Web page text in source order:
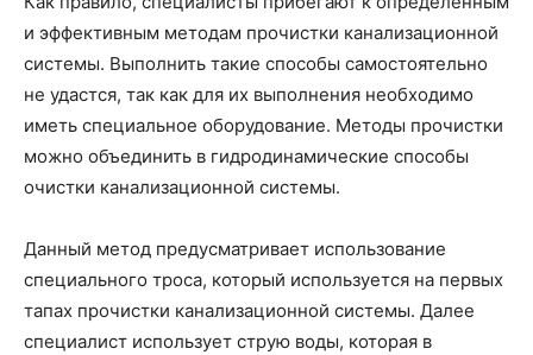
и эффективным методам прочистки канализационной
системы. Выполнить такие способы самостоятельно
не удастся, так как для их выполнения необходимо
иметь специальное оборудование. Методы прочистки
можно объединить в гидродинамические способы
очистки канализационной системы.
Данный метод предусматривает использование
специального троса, который используется на первых
тапах прочистки канализационной системы. Далее
специалист использует струю воды, которая в